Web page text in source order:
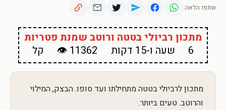
שתפו הלאה:
מתכון רביולי בטטה ורוטב שמנת פטריות
6
שעה ו-15 דקות 11362 👁 קל
מתכון לרביולי בטטה מתחילתו ועד סופו. הבצק, המילוי
והרוטב. טעים ביותר.